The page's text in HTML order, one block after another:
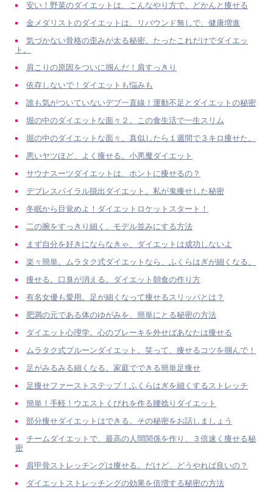
安い！野菜のダイエットは、こんなやり方で、どかんと痩せる
金メダリストのダイエットは、リバウンド無しで、健康増進
気づかない骨格の歪みが太る秘密。たったこれだけでダイエッ
ト。
肩こりの原因をついに掴んだ！肩すっきり
依存しないで！ダイエットも悩みも
誰も気がついていないデブ一直線！運動不足とダイエットの秘密
堀の中のダイエットな面々２。この食生活で一生スリム
堀の中のダイエットな面々。真似したら１週間で３キロ痩せた。
悪いヤツほど、よく痩せる。小悪魔ダイエット
サウナスーツダイエットは、ホントに痩せるの？
デブレスパイラル脱出ダイエット。私が鬼痩せした秘密
冬眠から目覚めよ！ダイエットロケットスタート！
二の腕をすっきり細く、モデル並みにする方法
まず自分を好きにならなきゃ、ダイエットは成功しないよ
楽々簡単。ムラタク式ダイエットなら、ふくらはぎが細くなる。
痩せる。口臭が消える。ダイエット朝食の作り方
有名女優も愛用。足が細くなって痩せるスリッパとは？
肥満の元である体のゆがみを、簡単にとる秘密の方法
ダイエット心理学。心のブレーキを外せばあなたは痩せる
ムラタク式プルーンダイエット。笑って、痩せるコツを掴んで！
足がみるみる細くなる。家庭でできる簡単足痩せ
足痩せファーストステップ！ふくらはぎを細くするストレッチ
簡単！手軽！ウエストくびれを作る腰捻りダイエット
部分痩せダイエットはできる。その秘密をお話しましょう
チームダイエットで、最高の人間関係を作り、３倍速く痩せる秘
密
肩甲骨ストレッチングは痩せる。だけど、どうやれば良いの？
ダイエットストレッチングの効果を倍増する秘密の方法